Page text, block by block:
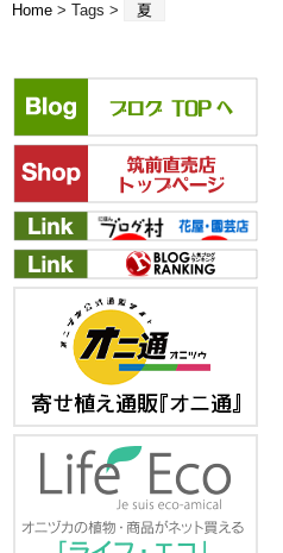
Home > Tags > 夏